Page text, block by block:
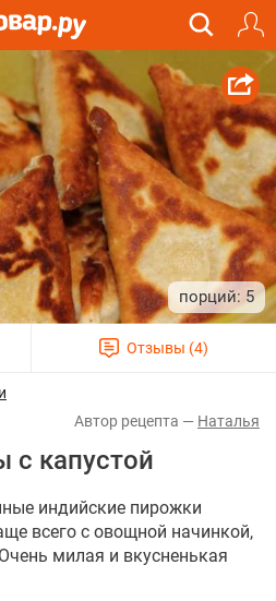
5
Наталья
с капустой
индийские пирожки
всего с овощной начинкой,
милая и вкусненькая